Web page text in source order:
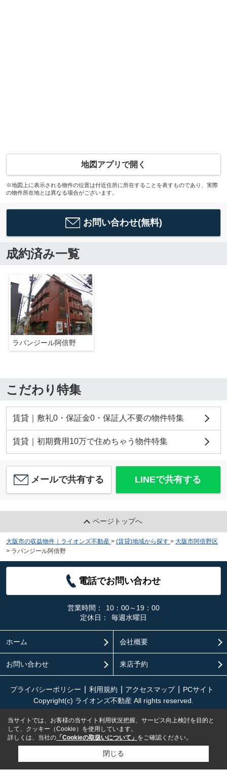
地図アプリで開く
※地図上に表示される物件の位置は付近住所に所在することを表すものであり、実際
の物件所在地とは異なる場合がございます。
お問い合わせ(無料)
成約済み一覧
ラパンジール阿倍野
こだわり特集
賃貸｜敷礼0・保証金0・保証人不要の物件特集
賃貸｜初期費用10万で住めちゃう物件特集
メールで共有する LINEで共有する
ページトップへ
大阪市の収益物件｜ライオンズ不動産 > (賃貸)地域から探す > 大阪市阿倍野区
> ラパンジール阿倍野
電話でお問い合わせ
営業時間：
10：00～19：00
定休日：
毎週水曜日
ホーム 会社概要
お問い合わせ 来店予約
プライバシーポリシー 利用規約 アクセスマップ
PCサイト
Copyright(c) ライオンズ不動産 All rights reserved.
当サイトでは、お客様の当サイト利用状況把握、サービス向上検討を目的と
して、クッキー（Cookie）を使用しています。
詳しくは、当社の 「Cookieの取扱いについて」 をご確認ください。
閉じる